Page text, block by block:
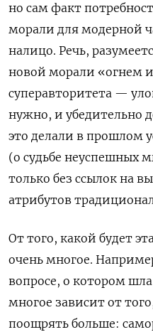
но сам факт
морали для модерной
налицо. Речь,
новой морали «огнем
суперавторитета —
нужно, и убедительно
это делали в прошлом
(о судьбе неуспешных
только без ссылок на
атрибутов
От того, какой будет
очень многое.
вопросе, о котором
многое зависит от
поощрять больше: